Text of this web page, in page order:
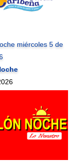
miércoles 5 de